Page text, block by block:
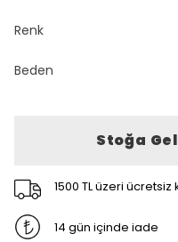
Renk
Beden
Stoğa
1500 TL üzeri ücretsiz
14 gün içinde iade